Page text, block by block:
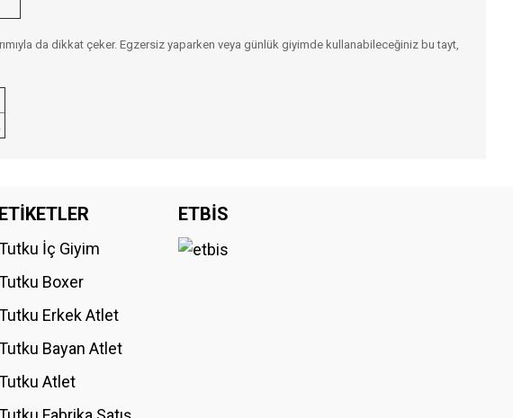
da dikkat çeker. Egzersiz yaparken veya günlük giyimde kullanabileceğiniz bu tayt,
ETİKETLER
İç Giyim
Boxer
Erkek Atlet
Bayan Atlet
Atlet
ETBİS